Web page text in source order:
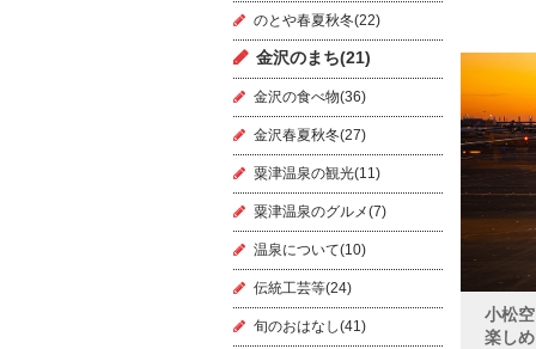
小松
楽し
のとや春夏秋冬(22)
金沢のまち(21)
金沢の食べ物(36)
金沢春夏秋冬(27)
粟津温泉の観光(11)
粟津温泉のグルメ(7)
温泉について(10)
伝統工芸等(24)
旬のおはなし(41)